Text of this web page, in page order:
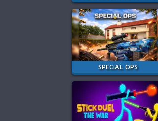
SPECIAL OPS